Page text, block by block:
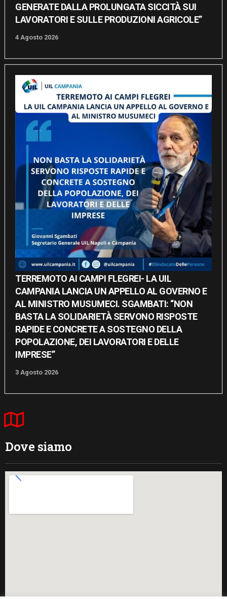
GENERATE DALLA PROLUNGATA SICCITÀ SUI
LAVORATORI E SULLE PRODUZIONI AGRICOLE”
4 Agosto 2026
TERREMOTO AI CAMPI FLEGREI- LA UIL
CAMPANIA LANCIA UN APPELLO AL GOVERNO E
AL MINISTRO MUSUMECI. SGAMBATI: “NON
BASTA LA SOLIDARIETÀ SERVONO RISPOSTE
RAPIDE E CONCRETE A SOSTEGNO DELLA
POPOLAZIONE, DEI LAVORATORI E DELLE
IMPRESE”
3 Agosto 2026
Dove siamo